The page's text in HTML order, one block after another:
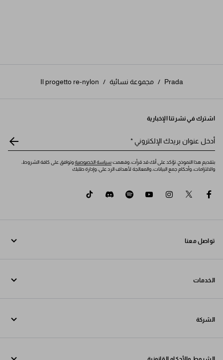
Prada
/ مجموعة نسائية /
Il progetto re-nylon
اشترك في نشرتنا الإخبارية
أدخل عنوان بريدك الإلكتروني *
بتقديم هذا النموذج، تؤكد على أنك قد قرأت، وفهمتسياسة الخصوصيةوتوافق على كافة الشروط،
والالتزامات، وأحكام جمع البيانات، والمعالجة لأهداف الرد على، وإدارة طلبك
facebook
twitter
instagram
youtube
spotify
discord
تواصل معنا
الخدمات
تتبع طلبك
الشركة